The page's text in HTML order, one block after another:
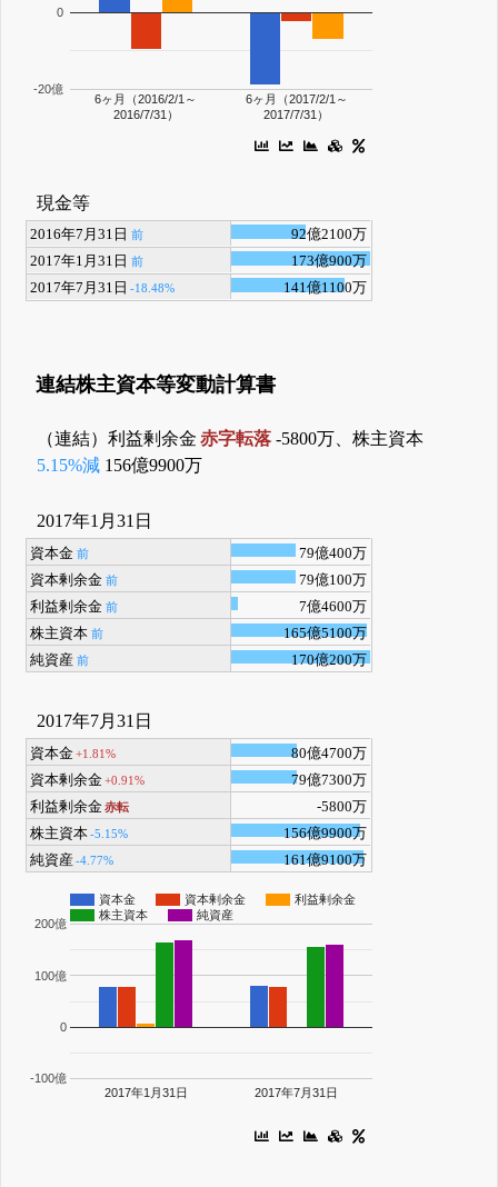
6ヶ月（2016/2/1～
2016/7/31）
6ヶ月（2017/2/1～
2017/7/31）
-20億
0
現金等
2016年7月31日 前
92億2100万
2017年1月31日 前
173億900万
2017年7月31日 -18.48% 141億1100万
連結株主資本等変動計算書
（連結）利益剰余金 赤字転落 -5800万、株主資本
5.15%減 156億9900万
2017年1月31日
資本金 前
79億400万
資本剰余金 前
79億100万
利益剰余金 前
7億4600万
株主資本 前
165億5100万
純資産 前 170億200万
2017年7月31日
資本金+1.81%
80億4700万
資本剰余金+0.91%
79億7300万
利益剰余金赤転
-5800万
株主資本-5.15%
156億9900万
純資産-4.77% 161億9100万
資本金 資本剰余金
利益剰余金
株主資本
純資産
2017年1月31日 2017年7月31日
-100億
0
100億
200億